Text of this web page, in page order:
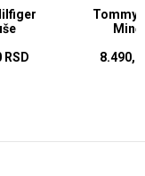
RSD
Tommy